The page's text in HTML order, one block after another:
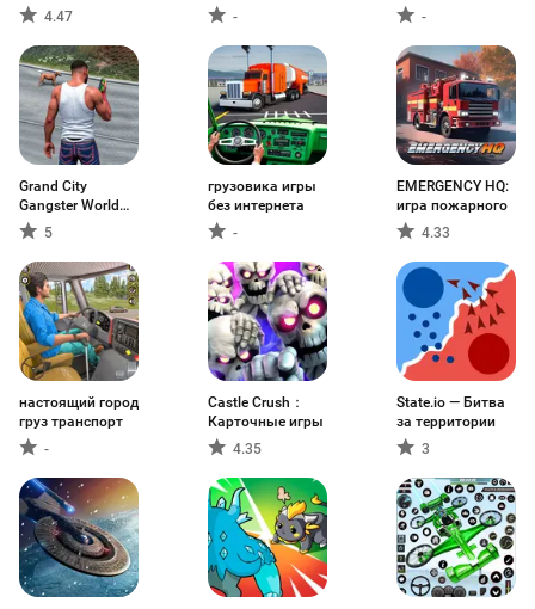
4.47
-
-
Grand City
Gangster World
Game5
грузовика игры
без интернета
-
EMERGENCY HQ:
игра пожарного
4.33
настоящий город
груз транспорт
-
Castle Crush：
Карточные игры
4.35
State.io — Битва
за территории
3